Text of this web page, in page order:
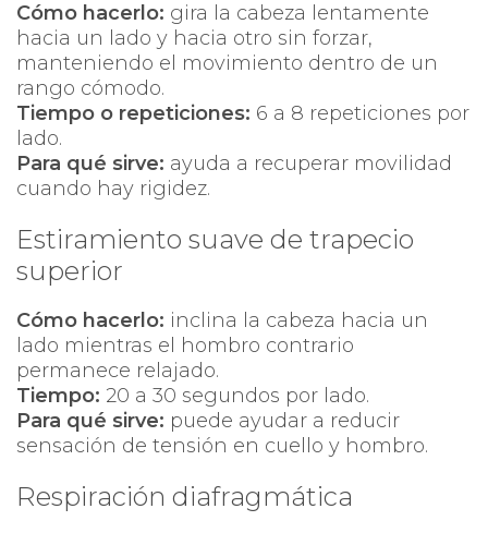
Cómo hacerlo: gira la cabeza lentamente
hacia un lado y hacia otro sin forzar,
manteniendo el movimiento dentro de un
rango cómodo.
Tiempo o repeticiones: 6 a 8 repeticiones por
lado.
Para qué sirve: ayuda a recuperar movilidad
cuando hay rigidez.
Estiramiento suave de trapecio
superior
Cómo hacerlo: inclina la cabeza hacia un
lado mientras el hombro contrario
permanece relajado.
Tiempo: 20 a 30 segundos por lado.
Para qué sirve: puede ayudar a reducir
sensación de tensión en cuello y hombro.
Respiración diafragmática